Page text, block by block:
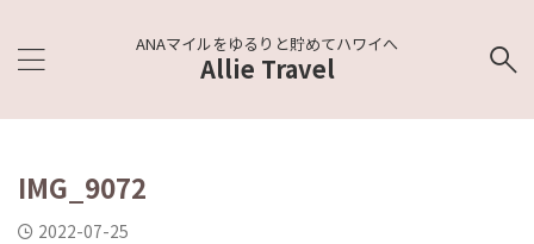
ANAマイルをゆるりと貯めてハワイへ
Allie Travel
IMG_9072
2022-07-25